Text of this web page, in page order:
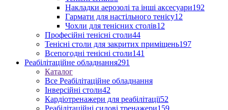
Накладки аерозолі та інші аксесуари192
Гармати для настільного тенісу12
Чохли для тенісних столів12
Професійні тенісні столи44
Тенісні столи для закритих приміщень197
Всепогодні тенісні столи141
Реабілітаційне обладнання291
Каталог
Все Реабілітаційне обладнання
Інверсійні столи42
Кардіотренажери для реабілітації52
Реабілітаційні силові тренажери159